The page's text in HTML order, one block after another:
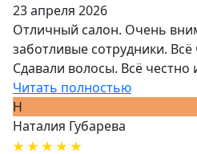
23 апреля 2026
Отличный салон. Очень
заботливые сотрудники.
Сдавали волосы. Всё честно
Читать полностью
Н
Наталия Губарева